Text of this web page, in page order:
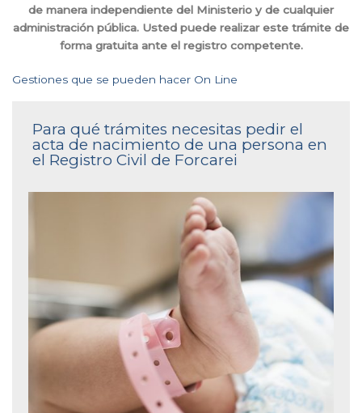
de manera independiente del Ministerio y de cualquier
administración pública. Usted puede realizar este trámite de
forma gratuita ante el registro competente.
Gestiones que se pueden hacer On Line
Para qué trámites necesitas pedir el
acta de nacimiento de una persona en
el Registro Civil de Forcarei